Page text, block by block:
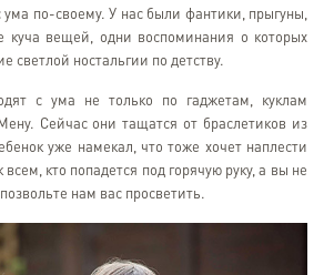
ума по-своему. У нас были фантики, прыгуны,
вещей, одни воспоминания о которых
светлой ностальгии по детству.
с ума не только по гаджетам, куклам
Сейчас они тащатся от браслетиков из
уже намекал, что тоже хочет наплести
всем, кто попадется под горячую руку, а вы не
нам вас просветить.